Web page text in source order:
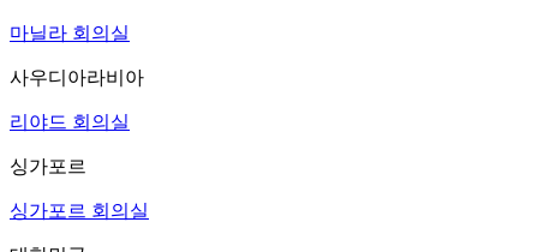
마닐라 회의실
사우디아라비아
리야드 회의실
싱가포르
싱가포르 회의실